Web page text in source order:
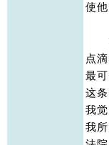
使
贺
点
最
这
我
我